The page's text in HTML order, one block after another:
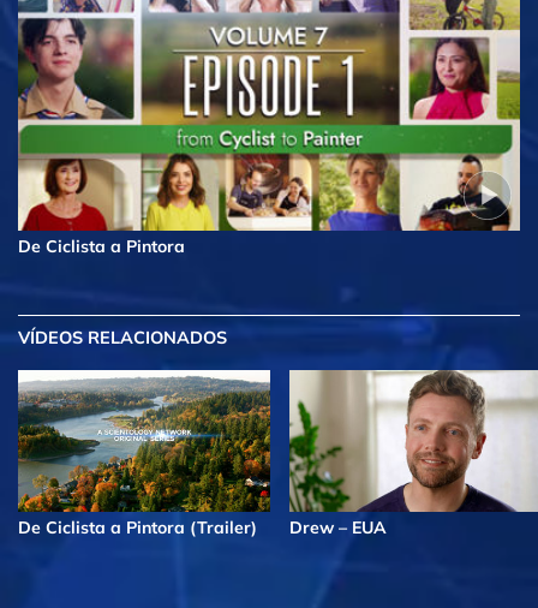
De Ciclista a Pintora
VÍDEOS RELACIONADOS
De Ciclista a Pintora (Trailer) Drew – EUA